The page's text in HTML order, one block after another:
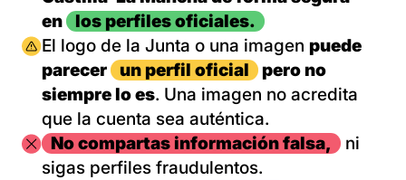
en
los perfiles oficiales.
Imagen
El logo de la Junta o una imagen puede
parecer
un perfil oficial
pero no
siempre lo es. Una imagen no acredita
que la cuenta sea auténtica.
ImagenNo compartas información falsa,
ni
sigas perfiles fraudulentos.